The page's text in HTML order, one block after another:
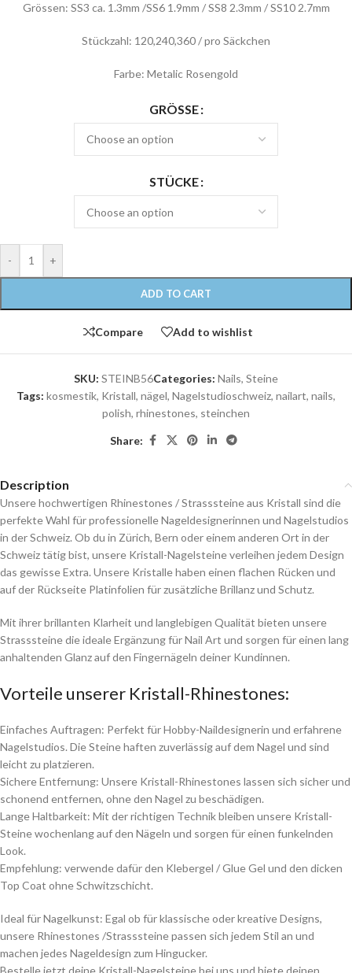
Grössen: SS3 ca. 1.3mm /SS6 1.9mm / SS8 2.3mm / SS10 2.7mm
Stückzahl: 120,240,360 / pro Säckchen
Farbe: Metalic Rosengold
GRÖSSE
STÜCKE
- +
ADD TO CART
Compare Add to wishlist
SKU: STEINB56Categories: Nails, Steine
Tags: kosmestik, Kristall, nägel, Nagelstudioschweiz, nailart, nails,
polish, rhinestones, steinchen
Share:
Description
Unsere hochwertigen Rhinestones / Strasssteine aus Kristall sind die
perfekte Wahl für professionelle Nageldesignerinnen und Nagelstudios
in der Schweiz. Ob du in Zürich, Bern oder einem anderen Ort in der
Schweiz tätig bist, unsere Kristall-Nagelsteine verleihen jedem Design
das gewisse Extra. Unsere Kristalle haben einen flachen Rücken und
auf der Rückseite Platinfolien für zusätzliche Brillanz und Schutz.
Mit ihrer brillanten Klarheit und langlebigen Qualität bieten unsere
Strasssteine die ideale Ergänzung für Nail Art und sorgen für einen lang
anhaltenden Glanz auf den Fingernägeln deiner Kundinnen.
Vorteile unserer Kristall-Rhinestones:
Einfaches Auftragen: Perfekt für Hobby-Naildesignerin und erfahrene
Nagelstudios. Die Steine haften zuverlässig auf dem Nagel und sind
leicht zu platzieren.
Sichere Entfernung: Unsere Kristall-Rhinestones lassen sich sicher und
schonend entfernen, ohne den Nagel zu beschädigen.
Lange Haltbarkeit: Mit der richtigen Technik bleiben unsere Kristall-
Steine wochenlang auf den Nägeln und sorgen für einen funkelnden
Look.
Empfehlung: verwende dafür den Klebergel / Glue Gel und den dicken
Top Coat ohne Schwitzschicht.
Ideal für Nagelkunst: Egal ob für klassische oder kreative Designs,
unsere Rhinestones /Strasssteine passen sich jedem Stil an und
machen jedes Nageldesign zum Hingucker.